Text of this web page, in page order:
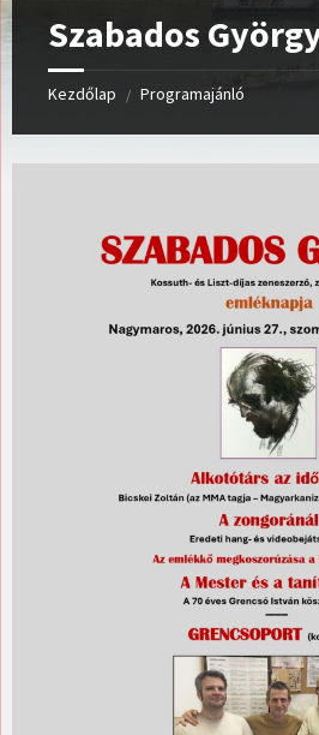
Szabados
Kezdőlap / Programajánló